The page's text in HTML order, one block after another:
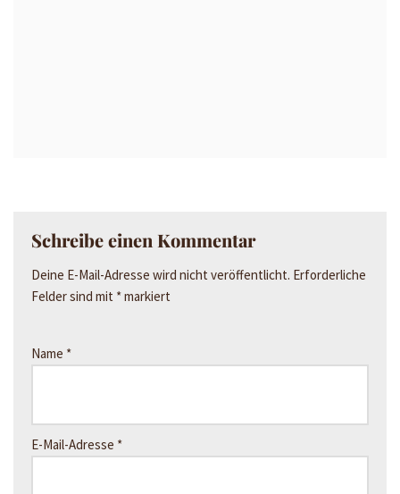
Schreibe einen Kommentar
Deine E-Mail-Adresse wird nicht veröffentlicht. Erforderliche
Felder sind mit *markiert
Name *
E-Mail-Adresse *